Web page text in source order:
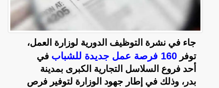
جاء في نشرة التوظيف الدورية لوزارة العمل،
توفر160 فرصة عمل جديدة للشباب
في
أحد فروع السلاسل التجارية الكبرى بمدينة
بدر، وذلك في إطار جهود الوزارة لتوفير فرص